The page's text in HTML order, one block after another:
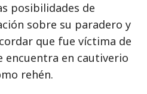
posibilidades de
sobre su paradero y
que fue víctima de
encuentra en cautiverio
rehén.